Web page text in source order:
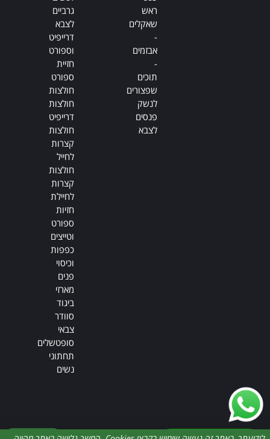
ראש
שאקלים
-
אבזמים
-
תוכים
שפצורים
לנשק
פנסים
לצבא
גרביים
לצבא
דרייפיט
וספורט
חזיית
ספורט
חולצות
חולצות
דרייפיט
חולצות
קצרות
לחייל
חולצות
קצרות
לחיילת
חזיות
ספורט
וטייצים
כפפות
וכיסוי
פנים
מארזי
ביגוד
סוודר
צבאי
סופטשלים
תחתוני
נשים